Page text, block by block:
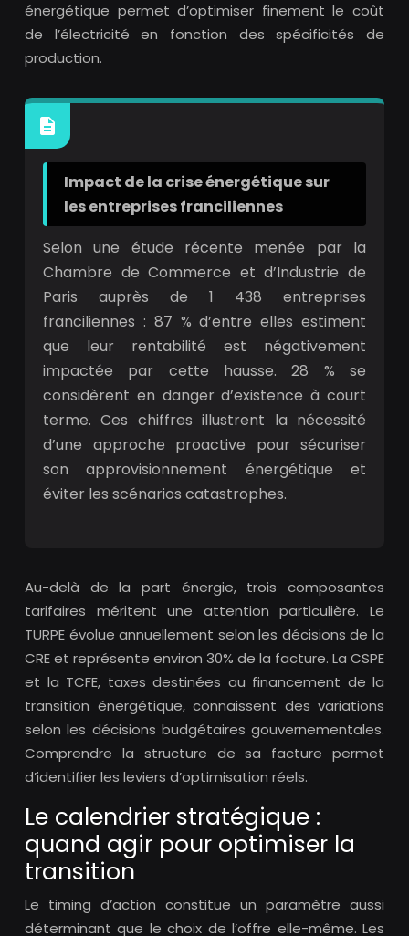
énergétique permet d’optimiser finement le coût
de l’électricité en fonction des spécificités de
production.
Impact de la crise énergétique sur
les entreprises franciliennes
Selon une étude récente menée par la
Chambre de Commerce et d’Industrie de
Paris auprès de 1 438 entreprises
franciliennes : 87 % d’entre elles estiment
que leur rentabilité est négativement
impactée par cette hausse. 28 % se
considèrent en danger d’existence à court
terme. Ces chiffres illustrent la nécessité
d’une approche proactive pour sécuriser
son approvisionnement énergétique et
éviter les scénarios catastrophes.
Au-delà de la part énergie, trois composantes
tarifaires méritent une attention particulière. Le
TURPE évolue annuellement selon les décisions de la
CRE et représente environ 30% de la facture. La CSPE
et la TCFE, taxes destinées au financement de la
transition énergétique, connaissent des variations
selon les décisions budgétaires gouvernementales.
Comprendre la structure de sa facture permet
d’identifier les leviers d’optimisation réels.
Le calendrier stratégique :
quand agir pour optimiser la
transition
Le timing d’action constitue un paramètre aussi
déterminant que le choix de l’offre elle-même. Les